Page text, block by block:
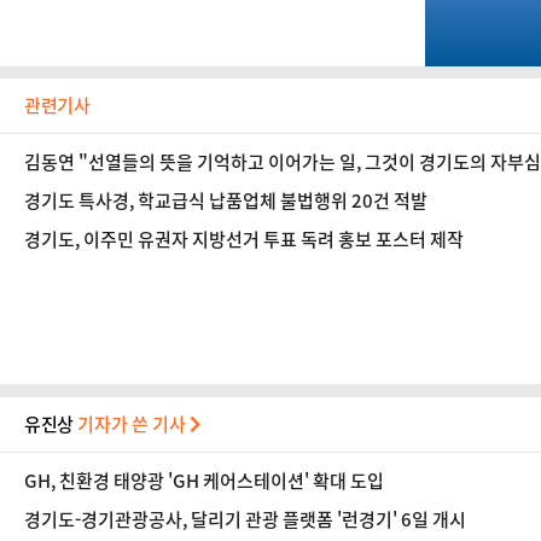
관련기사
김동연 "선열들의 뜻을 기억하고 이어가는 일, 그것이 경기도의 자부
경기도 특사경, 학교급식 납품업체 불법행위 20건 적발
경기도, 이주민 유권자 지방선거 투표 독려 홍보 포스터 제작
유진상기자가 쓴 기사
GH, 친환경 태양광 'GH 케어스테이션' 확대 도입
경기도-경기관광공사, 달리기 관광 플랫폼 '런경기' 6일 개시